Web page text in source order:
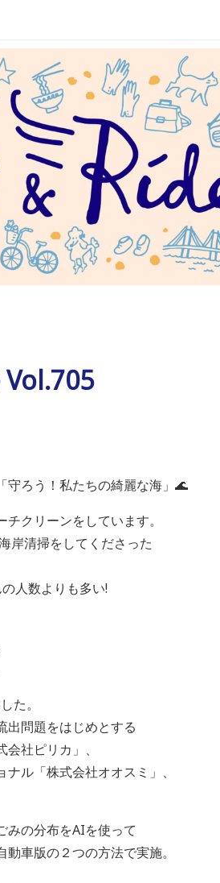
守ろう！私たちの綺麗な海」🌊
クリーンをしています。
岸清掃をしてくださった
人数よりも多い!
た。
出問題をはじめとする
社ピリカ」、
ル「株式会社オオスミ」、
みの分布をAIを使って
車版の２つの方法で実施。